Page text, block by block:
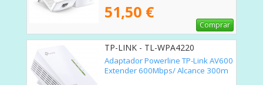
51,50 €
Comprar
TP-LINK - TL-WPA4220
Adaptador Powerline TP-Link AV600
Extender 600Mbps/ Alcance 300m